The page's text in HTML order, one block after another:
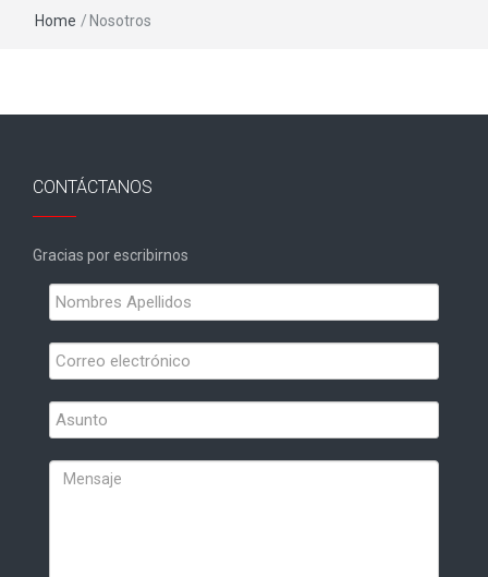
Home / Nosotros
CONTÁCTANOS
Gracias por escribirnos